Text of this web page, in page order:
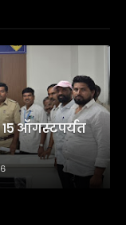
ऑगस्टपर्यंत